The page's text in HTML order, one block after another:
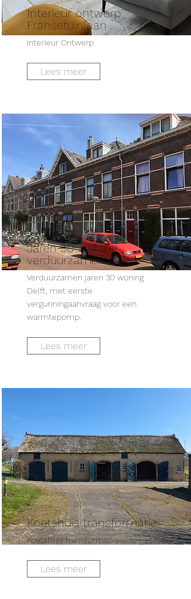
Interieur ontwerp
Fransetuinlaan
Interieur Ontwerp
Lees meer
Jaren 30 woning
verduurzamen Delft
Verduurzamen jaren 30 woning
Delft, met eerste
vergunningaanvraag voor een
warmtepomp.
Lees meer
Koetshuis transformatie
Koetshuis transformatie
Lees meer